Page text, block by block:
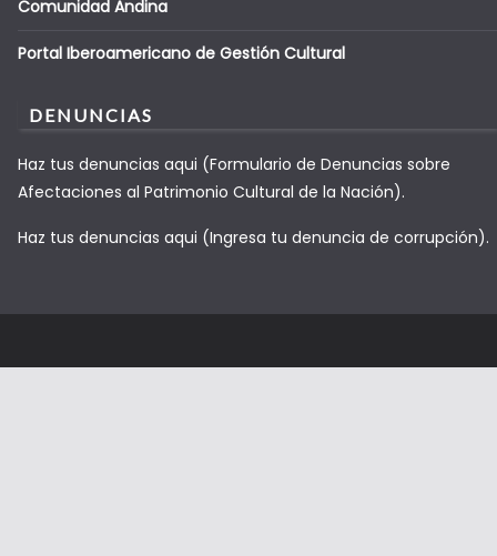
Comunidad Andina
Portal Iberoamericano de Gestión Cultural
DENUNCIAS
Haz tus denuncias aqui (Formulario de Denuncias sobre
Afectaciones al Patrimonio Cultural de la Nación).
Haz tus denuncias aqui (Ingresa tu denuncia de corrupción).